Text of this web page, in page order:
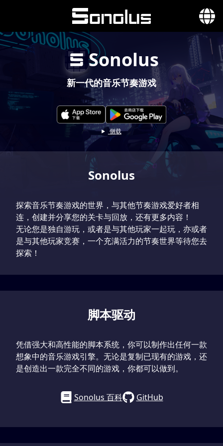
Sonolus
新一代的音乐节奏游戏
侧载
Sonolus
探索音乐节奏游戏的世界，与其他节奏游戏爱好者相
连，创建并分享您的关卡与回放，还有更多内容！
无论您是独自游玩，或者是与其他玩家一起玩，亦或者
是与其他玩家竞赛，一个充满活力的节奏世界等待您去
探索！
脚本驱动
凭借强大和高性能的脚本系统，你可以制作出任何一款
想象中的音乐游戏引擎。无论是复制已现有的游戏，还
是创造出一款完全不同的游戏，你都可以做到。
Sonolus 百科 GitHub